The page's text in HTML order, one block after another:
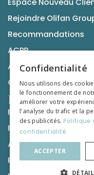
Rejoindre Olifan
Recommandations
ACPR
AMF
CNCGP
Nos
Formation
Formation du Droit et
Actualités
Ressources
Confidentialité
Nous utilisons des
le fonctionnement de
améliorer votre
l'analyse du trafic et la
des publicités. Politique
confidentialité
ACCEPTER